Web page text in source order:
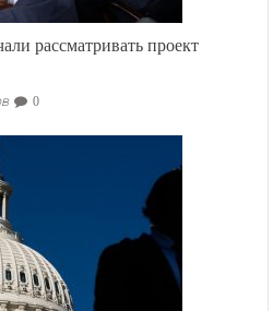
рассматривать проект
0